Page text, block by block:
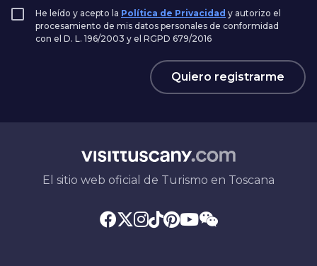
He leído y acepto la Política de Privacidad y autorizo el
procesamiento de mis datos personales de conformidad
con el D. L. 196/2003 y el RGPD 679/2016
Quiero registrarme
El sitio web oficial de Turismo en Toscana